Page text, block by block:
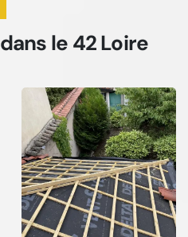
dans le 42 Loire